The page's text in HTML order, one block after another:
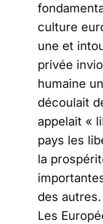
culture
une et
privée
humaine
découlait
appelait «
pays les
la
des autres.
Les